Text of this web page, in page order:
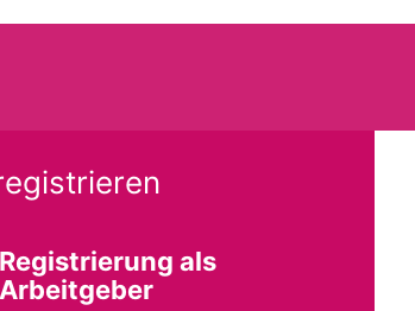
Registrierung als
Arbeitgeber